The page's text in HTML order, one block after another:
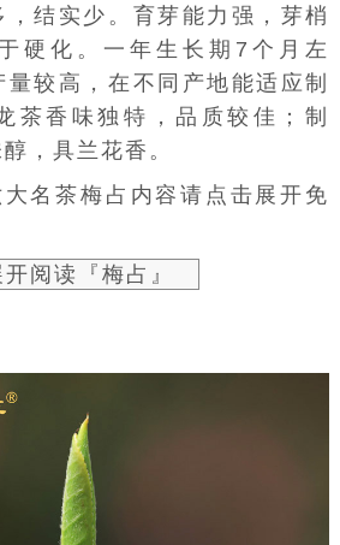
结实少。育芽能力强，芽梢
硬化。一年生长期7个月左
较高，在不同产地能适应制
茶香味独特，品质较佳；制
，具兰花香。
名茶梅占内容请点击展开免
阅读『梅占』